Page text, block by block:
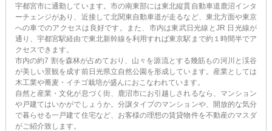
宇都宮市に通勤しています。市の南東部には東北縦貫自動車道鹿沼インタ
ーチェンジがあり、近接して北関東自動車道が走るなど、東北方面や東京
への車でのアクセスは良好です。また、市内は東武日光線とJR 日光線が
通り、宇都宮駅経由で東北新幹線を利用すれば東京駅まで約１時間半でア
クセスできます。
市内の約7 割を森林が占めており、山々を源流とする幾筋もの河川と渓谷
が美しい景観を成す前日光県立自然公園を形成しています。産業としては
木工業や蕎麦・イチゴ栽培が盛んにおこなわれています。
自然と産業・文化が息づく街、鹿沼市にお引越しされるなら、マンション
や戸建てはいかがでしょうか。分譲タイプのマンションや、開放的な気分
で暮らせる一戸建て住宅など、お客様の理想の賃貸物件を不動産のマスダ
がご紹介致します。